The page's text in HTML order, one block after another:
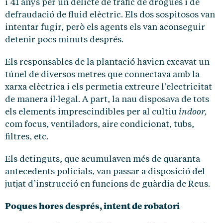
i 41 anys per un delicte de tràfic de drogues i de
defraudació de fluid elèctric. Els dos sospitosos van
intentar fugir, però els agents els van aconseguir
detenir pocs minuts després.
Els responsables de la plantació havien excavat un
túnel de diversos metres que connectava amb la
xarxa elèctrica i els permetia extreure l'electricitat
de manera il·legal. A part, la nau disposava de tots
els elements imprescindibles per al cultiu indoor,
com focus, ventiladors, aire condicionat, tubs,
filtres, etc.
Els detinguts, que acumulaven més de quaranta
antecedents policials, van passar a disposició del
jutjat d’instrucció en funcions de guàrdia de Reus.
Poques hores després, intent de robatori